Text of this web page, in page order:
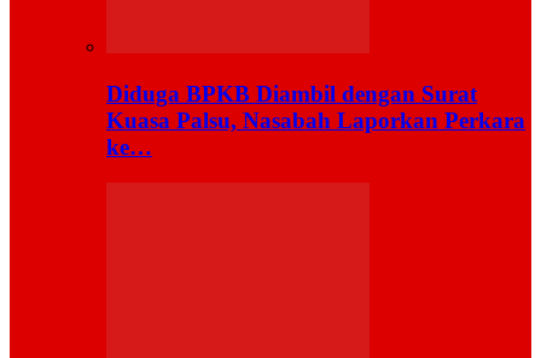
Diduga BPKB Diambil dengan Surat
Kuasa Palsu, Nasabah Laporkan Perkara
ke…